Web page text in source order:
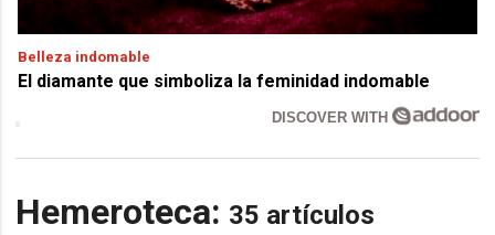
Belleza indomable
El diamante que simboliza la feminidad indomable
DISCOVER WITH
Hemeroteca: 35 artículos